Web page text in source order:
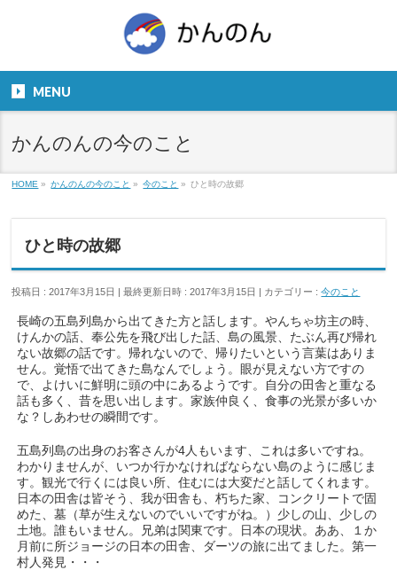
９：００～１８：００
MENU
かんのんの今のこと
HOME » かんのんの今のこと » 今のこと » ひと時の故郷
ひと時の故郷
投稿日 : 2017年3月15日 最終更新日時 : 2017年3月15日 カテゴリー :今のこと
長崎の五島列島から出てきた方と話します。やんちゃ坊主の時、
けんかの話、奉公先を飛び出した話、島の風景、たぶん再び帰れ
ない故郷の話です。帰れないので、帰りたいという言葉はありま
せん。覚悟で出てきた島なんでしょう。眼が見えない方ですの
で、よけいに鮮明に頭の中にあるようです。自分の田舎と重なる
話も多く、昔を思い出します。家族仲良く、食事の光景が多いか
な？しあわせの瞬間です。
五島列島の出身のお客さんが4人もいます、これは多いですね。
わかりませんが、いつか行かなければならない島のように感じま
す。観光で行くには良い所、住むには大変だと話してくれます。
日本の田舎は皆そう、我が田舎も、朽ちた家、コンクリートで固
めた、墓（草が生えないのでいいですがね。）少しの山、少しの
土地。誰もいません。兄弟は関東です。日本の現状。ああ、１か
月前に所ジョージの日本の田舎、ダーツの旅に出てました。第一
村人発見・・・